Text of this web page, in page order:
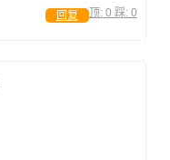
顶: 0 踩: 0
回复